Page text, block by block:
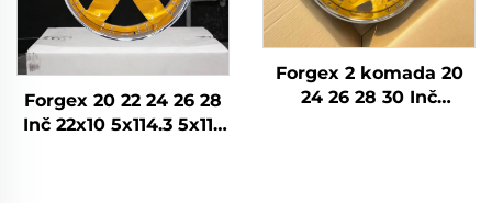
Forgex 20 22 24 26 28
Inč 22x10 5x114.3 5x115
Forgex 2 komada 20
24 26 28 30 Inč